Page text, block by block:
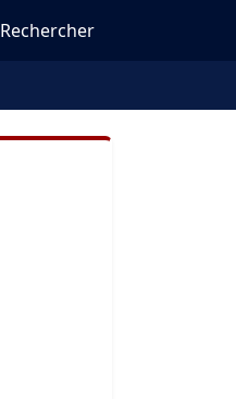
Rechercher